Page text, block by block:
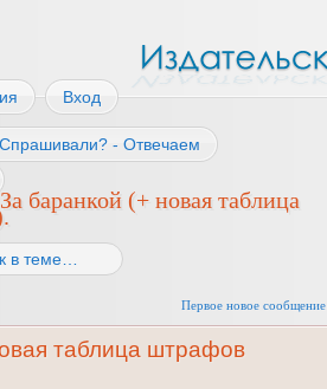
Вход
Спрашивали? - Отвечаем
За баранкой (+ новая таблица
Первое новое сообщение
таблица штрафов